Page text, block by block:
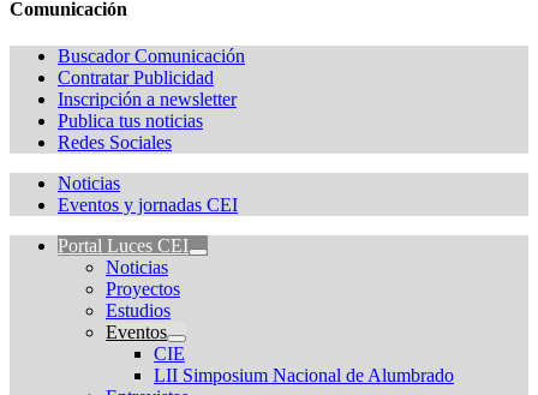
Comunicación
Buscador Comunicación
Contratar Publicidad
Inscripción a newsletter
Publica tus noticias
Redes Sociales
Noticias
Eventos y jornadas CEI
Portal Luces CEI
Noticias
Proyectos
Estudios
Eventos
CIE
LII Simposium Nacional de Alumbrado